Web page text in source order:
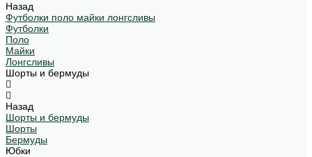
Назад
Футболки поло майки лонгсливы
Футболки
Поло
Майки
Лонгсливы
Шорты и бермуды
Назад
Шорты и бермуды
Шорты
Бермуды
Юбки